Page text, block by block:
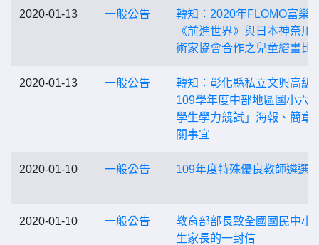
2020-01-13 一般公告
轉知：2020年FLOMO富樂
《前進世界》與日本神奈川
術家協會合作之兒童繪畫比
2020-01-13 一般公告
轉知：彰化縣私立文興高級
109學年度中部地區國小六
學生學力競試」海報、簡章
關事宜
2020-01-10 一般公告 109年度特殊優良教師遴選
2020-01-10 一般公告
教育部部長致全國國民中小
生家長的一封信